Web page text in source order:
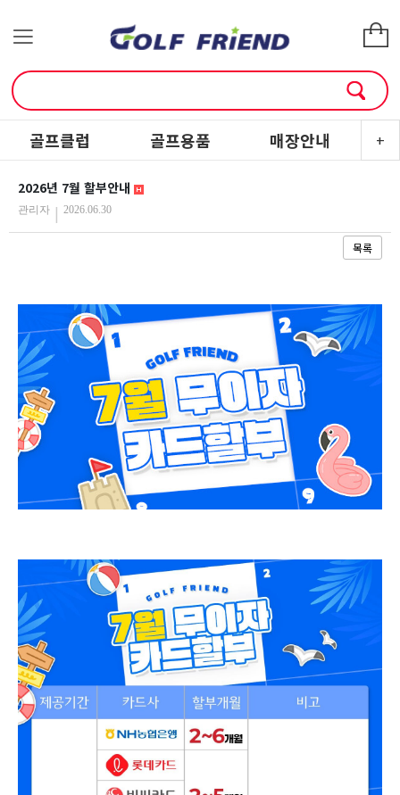
+
골프클럽 골프용품 매장안내 소
2026년 7월 할부안내
관리자 | 2026.06.30
목록